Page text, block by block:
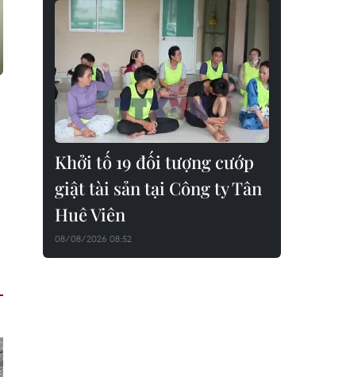
Khởi tố 19 đối tượng cướp
giật tài sản tại Công ty Tân
Huê Viên
08/08/2026 08:52